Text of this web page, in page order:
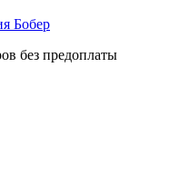
без предоплаты